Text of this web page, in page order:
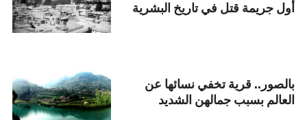
أول جريمة قتل في تاريخ البشرية
بالصور.. قرية تخفي نسائها عن
العالم بسبب جمالهن الشديد